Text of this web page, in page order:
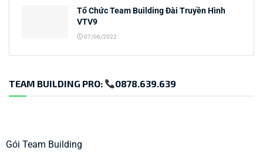
Tổ Chức Team Building Đài Truyền Hình
VTV9
07/06/2022
TEAM BUILDING PRO: 0878.639.639
Gói Team Building